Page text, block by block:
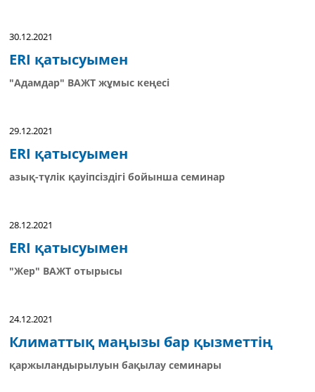
30.12.2021
ERI қатысуымен
"Адамдар" ВАЖТ жұмыс кеңесі
29.12.2021
ERI қатысуымен
азық-түлік қауіпсіздігі бойынша семинар
28.12.2021
ERI қатысуымен
"Жер" ВАЖТ отырысы
24.12.2021
Климаттық маңызы бар қызметтің
қаржыландырылуын бақылау семинары